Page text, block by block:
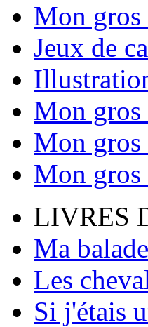
Mon gros
Jeux de
Mon gros
Mon gros
Mon gros
LIVRES
Ma
Les
Si j'étais